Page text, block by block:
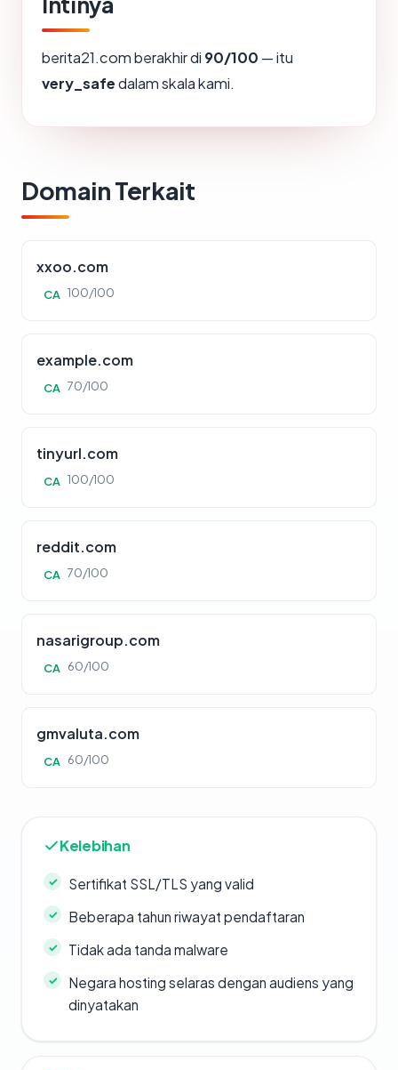
berita21.com berakhir di 90/100 — itu
very_safedalam skala kami.
Domain Terkait
xxoo.com
CA 100/100
example.com
CA 70/100
tinyurl.com
CA 100/100
reddit.com
CA 70/100
nasarigroup.com
CA 60/100
gmvaluta.com
CA 60/100
Kelebihan
Sertifikat SSL/TLS yang valid
Beberapa tahun riwayat pendaftaran
Tidak ada tanda malware
Negara hosting selaras dengan audiens yang
dinyatakan